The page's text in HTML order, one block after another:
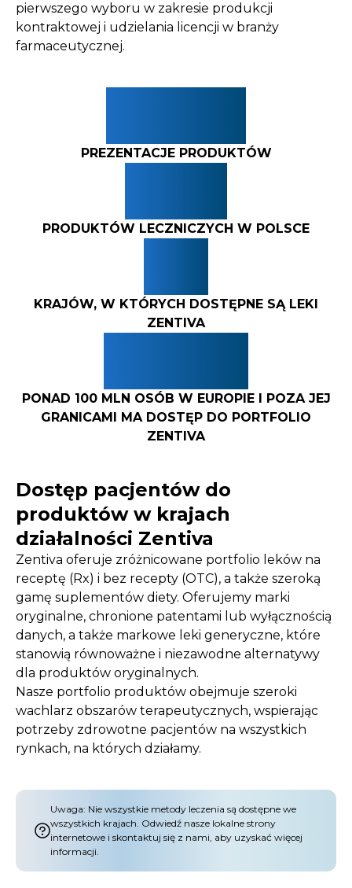
pierwszego wyboru w zakresie produkcji
kontraktowej i udzielania licencji w branży
farmaceutycznej.
PREZENTACJE PRODUKTÓW
PRODUKTÓW LECZNICZYCH W POLSCE
KRAJÓW, W KTÓRYCH DOSTĘPNE SĄ LEKI
ZENTIVA
PONAD 100 MLN OSÓB W EUROPIE I POZA JEJ
GRANICAMI MA DOSTĘP DO PORTFOLIO
ZENTIVA
Dostęp pacjentów do
produktów w krajach
działalności Zentiva
Zentiva oferuje zróżnicowane portfolio leków na
receptę (Rx) i bez recepty (OTC), a także szeroką
gamę suplementów diety. Oferujemy marki
oryginalne, chronione patentami lub wyłącznością
danych, a także markowe leki generyczne, które
stanowią równoważne i niezawodne alternatywy
dla produktów oryginalnych.
Nasze portfolio produktów obejmuje szeroki
wachlarz obszarów terapeutycznych, wspierając
potrzeby zdrowotne pacjentów na wszystkich
rynkach, na których działamy.
Uwaga: Nie wszystkie metody leczenia są dostępne we
wszystkich krajach. Odwiedź nasze lokalne strony
internetowe i skontaktuj się z nami, aby uzyskać więcej
informacji.